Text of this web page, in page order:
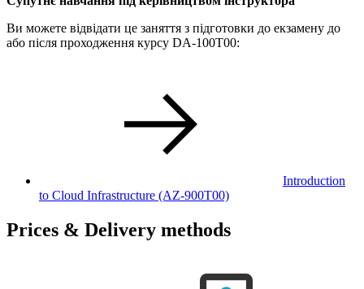
Ви можете відвідати це заняття з підготовки до екзамену до
або після проходження курсу DA-100T00:
Introduction
to Cloud Infrastructure (AZ-900T00)
Prices & Delivery methods